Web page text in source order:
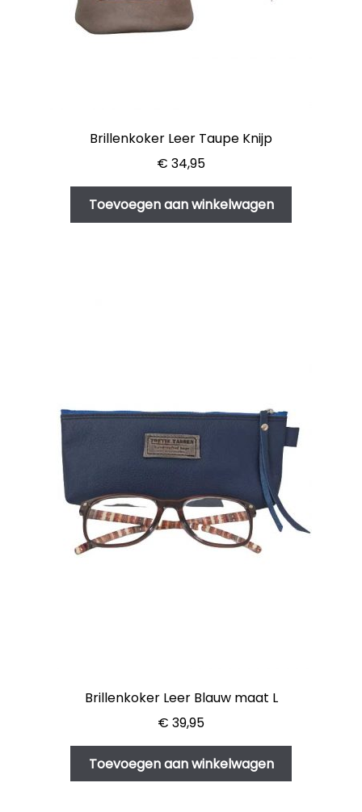
Brillenkoker Leer Taupe Knijp
€ 34,95
Toevoegen aan winkelwagen
Brillenkoker Leer Blauw maat L
€ 39,95
Toevoegen aan winkelwagen